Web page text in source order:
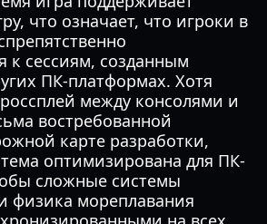
что означает, что игроки в
к сессиям, созданным
ПК-платформах. Хотя
между консолями и
востребованной
карте разработки,
оптимизирована для ПК-
сложные системы
физика мореплавания